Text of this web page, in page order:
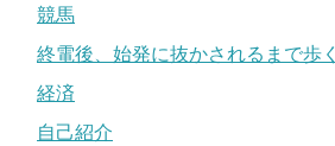
競馬
終電後、始発に抜かされるまで歩く
経済
自己紹介